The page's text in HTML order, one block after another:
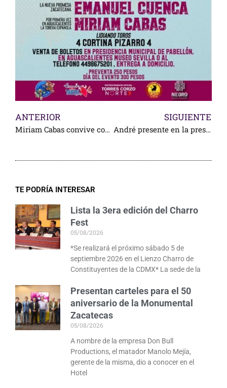
ANTERIOR
Miriam Cabas convive con los medios en Yuriria
SIGUIENTE
André presente en la presentación del cartel tlaxcalteca
TE PODRÍA INTERESAR
Lista la 3era edición del Charro
Fest
05/08/2026
*Se realizará el próximo sábado 5 de
septiembre 2026 en el Lienzo Charro de
Constituyentes de la CDMX* La sede de la
Presentan carteles para el 50
aniversario de la Monumental
Zacatecas
05/08/2026
A nombre de la empresa Don Bull
Productions, el matador Manolo Mejía,
gerente de la misma, dio a conocer en el
Hotel